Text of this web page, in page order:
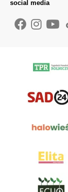
social media